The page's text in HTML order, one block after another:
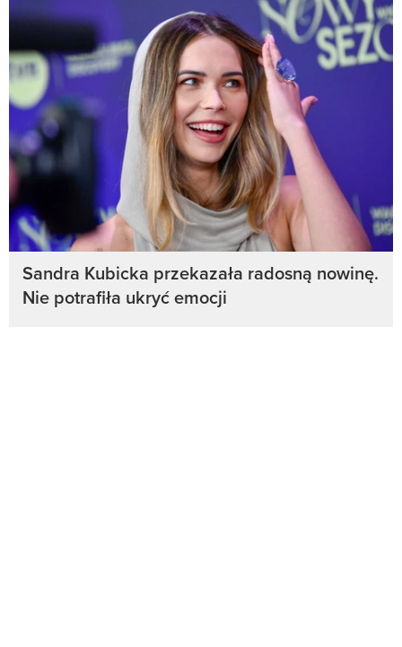
Sandra Kubicka przekazała radosną nowinę.
Nie potrafiła ukryć emocji